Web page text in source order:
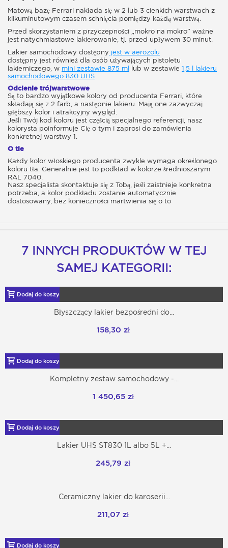
Matową bazę Ferrari nakłada się w 2 lub 3 cienkich warstwach z
kilkuminutowym czasem schnięcia pomiędzy każdą warstwą.
Przed skorzystaniem z przyczepności „mokro na mokro” ważne
jest natychmiastowe lakierowanie, tj. przed upływem 30 minut.
Lakier samochodowy dostępny jest w aerozolu
dostępny jest również dla osób używających pistoletu
lakierniczego, w mini zestawie 875 ml lub w zestawie 1,5 l lakieru
samochodowego 830 UHS
Odcienie trójwarstwowe
Są to bardzo wyjątkowe kolory od producenta Ferrari, które
składają się z 2 farb, a następnie lakieru. Mają one zazwyczaj
głębszy kolor i atrakcyjny wygląd.
Jeśli Twój kod koloru jest częścią specjalnego referencji, nasz
kolorysta poinformuje Cię o tym i zaprosi do zamówienia
konkretnej warstwy 1.
O tle
Każdy kolor włoskiego producenta zwykle wymaga określonego
koloru tła. Generalnie jest to podkład w kolorze średnioszarym
RAL 7040.
Nasz specjalista skontaktuje się z Tobą, jeśli zaistnieje konkretna
potrzeba, a kolor podkładu zostanie automatycznie
dostosowany, bez konieczności martwienia się o to
7 INNYCH PRODUKTÓW W TEJ
SAMEJ KATEGORII:
Dodaj do koszyka
Błyszczący lakier bezpośredni do...
158,30 zł
Dodaj do koszyka
Kompletny zestaw samochodowy -...
1 450,65 zł
Dodaj do koszyka
Lakier UHS ST830 1L albo 5L +...
245,79 zł
Ceramiczny lakier do karoserii...
211,07 zł
Dodaj do koszyka